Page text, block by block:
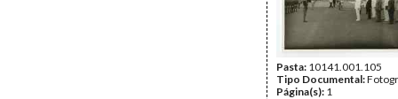
Pasta: 10141.001.105
Tipo Documental:
Página(s): 1